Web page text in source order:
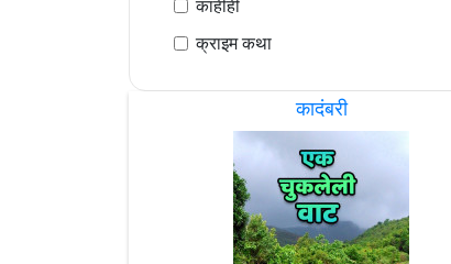
काहीही
क्राइम कथा
कादंबरी